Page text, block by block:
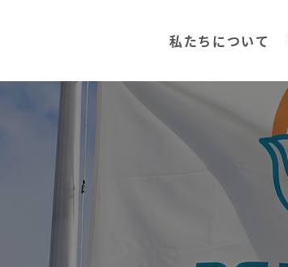
私たちについて
航空貨物取扱事業
代表挨拶 沿革